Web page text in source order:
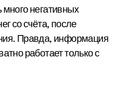
негативных
со счёта, после
Правда, информация
работает только с